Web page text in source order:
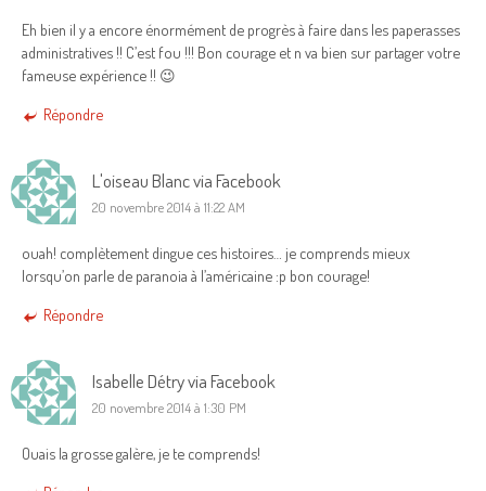
Eh bien il y a encore énormément de progrès à faire dans les paperasses
administratives !! C’est fou !!! Bon courage et n va bien sur partager votre
fameuse expérience !! 😉
Répondre
L'oiseau Blanc via Facebook
20 novembre 2014 à 11:22 AM
ouah! complètement dingue ces histoires… je comprends mieux
lorsqu’on parle de paranoia à l’américaine :p bon courage!
Répondre
Isabelle Détry via Facebook
20 novembre 2014 à 1:30 PM
Ouais la grosse galère, je te comprends!